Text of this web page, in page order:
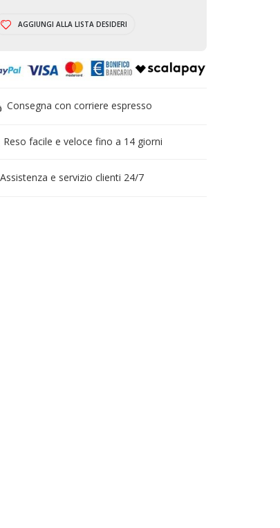
AGGIUNGI ALLA LISTA DESIDERI
Consegna con corriere espresso
Reso facile e veloce fino a 14 giorni
Assistenza e servizio clienti 24/7